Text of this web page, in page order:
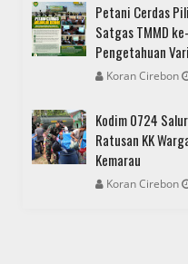
Petani Cerdas
Satgas TMMD
Pengetahuan
Koran Cirebon
Kodim 0724
Ratusan KK
Kemarau
Koran Cirebon